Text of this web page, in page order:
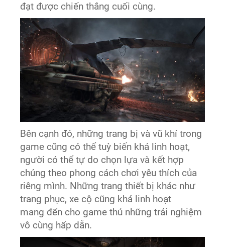
đạt được chiến thắng cuối cùng.
Bên cạnh đó, những trang bị và vũ khí trong
game cũng có thể tuỳ biến khá linh hoạt,
người có thể tự do chọn lựa và kết hợp
chúng theo phong cách chơi yêu thích của
riêng mình. Những trang thiết bị khác như
trang phục, xe cộ cũng khá linh hoạt
mang đến cho game thủ những trải nghiệm
vô cùng hấp dẫn.